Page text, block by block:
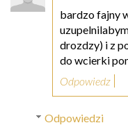
bardzo fajny
drozdzy) i z
do wcierki
Odpowiedz
Odpowiedzi